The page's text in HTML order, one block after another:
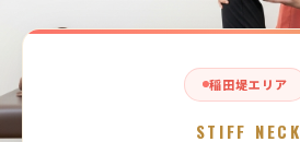
稲田堤エリア
STIFF NECK